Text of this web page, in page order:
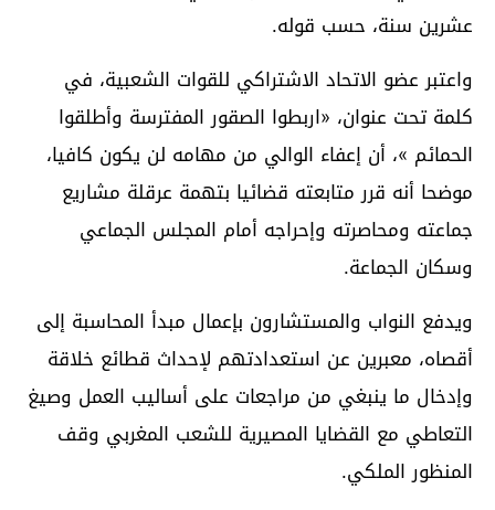
عشرين سنة، حسب قوله.
واعتبر عضو الاتحاد الاشتراكي للقوات الشعبية، في
كلمة تحت عنوان، «اربطوا الصقور المفترسة وأطلقوا
الحمائم »، أن إعفاء الوالي من مهامه لن يكون كافيا،
موضحا أنه قرر متابعته قضائيا بتهمة عرقلة مشاريع
جماعته ومحاصرته وإحراجه أمام المجلس الجماعي
وسكان الجماعة.
ويدفع النواب والمستشارون بإعمال مبدأ المحاسبة إلى
أقصاه، معبرين عن استعدادتهم لإحداث قطائع خلاقة
وإدخال ما ينبغي من مراجعات على أساليب العمل وصيغ
التعاطي مع القضايا المصيرية للشعب المغربي وقف
المنظور الملكي.